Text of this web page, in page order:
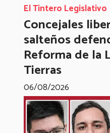
Concejales
salteños
Reforma de la
Tierras
El Tintero Legislativo
06/08/2026